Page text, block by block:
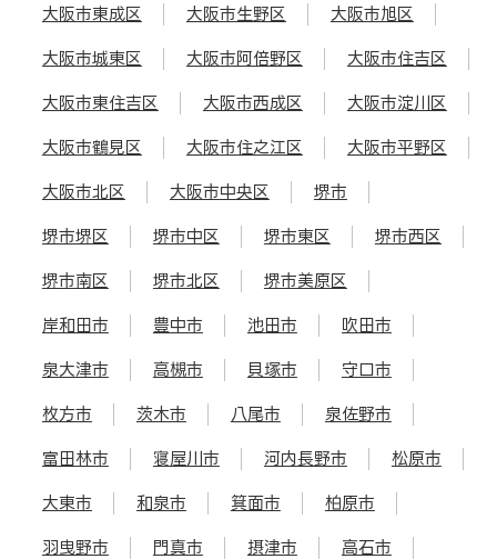
大阪市東成区 大阪市生野区 大阪市旭区
大阪市城東区 大阪市阿倍野区 大阪市住吉区
大阪市東住吉区 大阪市西成区 大阪市淀川区
大阪市鶴見区 大阪市住之江区 大阪市平野区
大阪市北区 大阪市中央区 堺市
堺市堺区 堺市中区 堺市東区 堺市西区
堺市南区 堺市北区 堺市美原区
岸和田市 豊中市 池田市 吹田市
泉大津市 高槻市 貝塚市 守口市
枚方市 茨木市 八尾市 泉佐野市
富田林市 寝屋川市 河内長野市 松原市
大東市 和泉市 箕面市 柏原市
羽曳野市 門真市 摂津市 高石市